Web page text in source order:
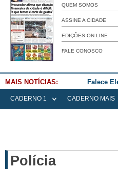
QUEM SOMOS
ASSINE A CIDADE
EDIÇÕES ON-LINE
FALE CONOSCO
MAIS NOTÍCIAS: Falece
CADERNO 1 CADERNO MAIS
Polícia